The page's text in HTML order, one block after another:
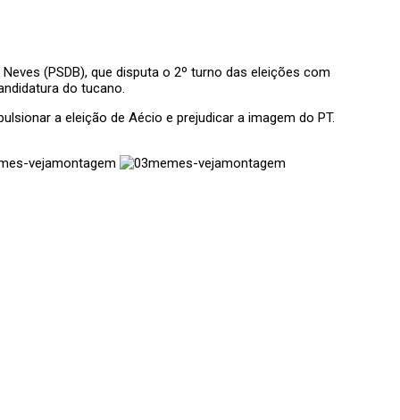
(PSDB), que disputa o 2º turno das eleições com
do tucano.
a eleição de Aécio e prejudicar a imagem do PT.